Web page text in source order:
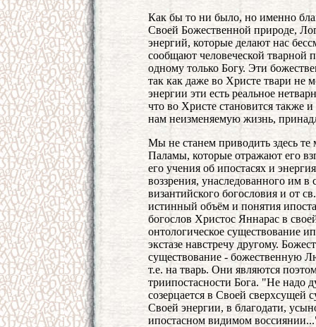
Как бы то ни было, но именно
Своей Божественной природе,
энергий, которые делают нас
сообщают человеческой тварной
одному только Богу. Эти
так как даже во Христе твари не
энергии эти есть реальное
что во Христе становится также
нам неизменяемую жизнь,
Мы не станем приводить здесь
Паламы, которые отражают его
его учения об ипостасях и
воззрения, унаследованного им в
византийского богословия и от
истинный объём и понятия
богослов Христос Яннарас в
онтологическое существование
экстазе навстречу другому.
существование - божественную
т.е. на тварь. Они являются
триипостасности Бога. "Не надо
созерцается в Своей сверхсущей
Своей энергии, в благодати,
ипостасном видимом